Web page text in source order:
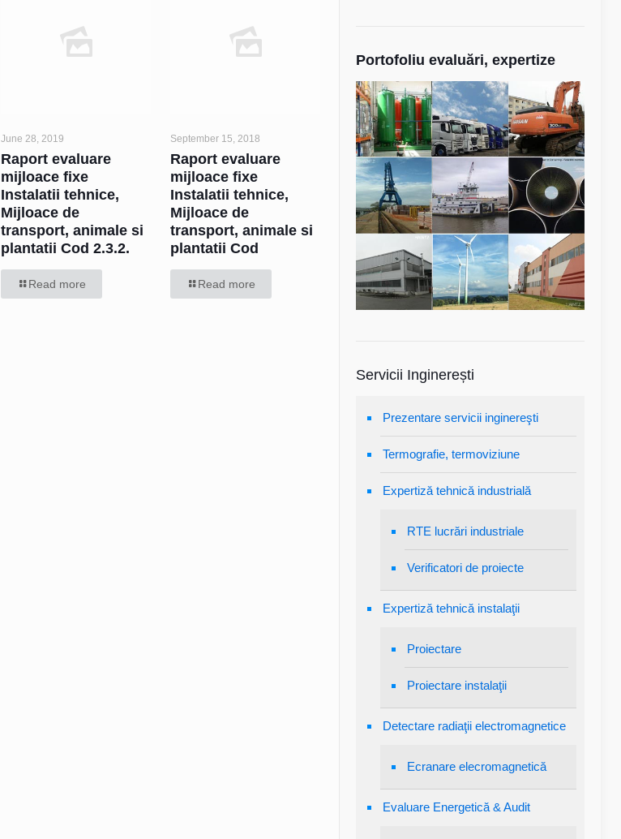
June 28, 2019
Raport evaluare
mijloace fixe
Instalatii tehnice,
Mijloace de
transport, animale si
plantatii Cod 2.3.2.
Read more
September 15, 2018
Raport evaluare
mijloace fixe
Instalatii tehnice,
Mijloace de
transport, animale si
plantatii Cod
Read more
Portofoliu evaluări, expertize
Servicii Inginerești
Prezentare servicii inginereşti
Termografie, termoviziune
Expertiză tehnică industrială
RTE lucrări industriale
Verificatori de proiecte
Expertiză tehnică instalaţii
Proiectare
Proiectare instalaţii
Detectare radiaţii electromagnetice
Ecranare elecromagnetică
Evaluare Energetică & Audit